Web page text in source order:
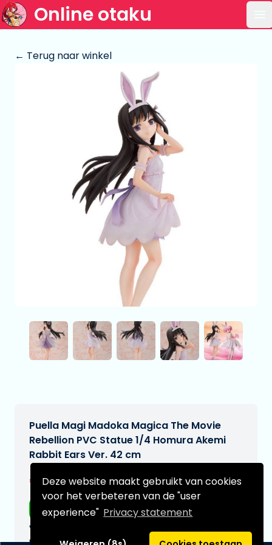
Deze website maakt gebruikt van cookies
voor het verbeteren van de "user
experience" Privacy statement
Online otaku
← Terug naar winkel
Puella Magi Madoka Magica The Movie
Rebellion PVC Statue 1/4 Homura Akemi
Rabbit Ears Ver. 42 cm
€379,95[Onder voorbehoud]
Gratis verzending
Verwachtte leverdatum:
n.v.t.